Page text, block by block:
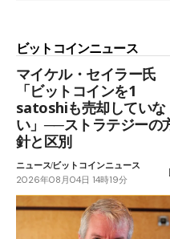
ビットコインニュース
マイケル・セイラー氏
「ビットコインを1
satoshiも売却していな
い」──ストラテジーの
針と区別
ニュースビットコインニュース
2026年08月04日 14時19分